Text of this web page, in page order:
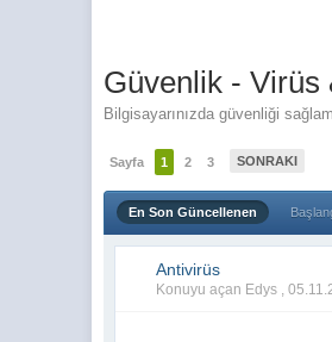
Güvenlik - Virüs
Bilgisayarınızda güvenliği
Sayfa 1 2 3 SONRAKI
En Son Güncellenen
Antivirüs
Konuyu açan Edys ,